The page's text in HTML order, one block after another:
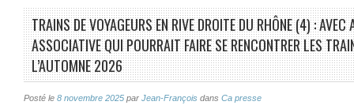
TRAINS DE VOYAGEURS EN RIVE DROITE DU RHÔNE (4) :
ASSOCIATIVE QUI POURRAIT FAIRE SE RENCONTRER LES
L’AUTOMNE 2026
Posté le 8 novembre 2025 par Jean-François dans Ca presse